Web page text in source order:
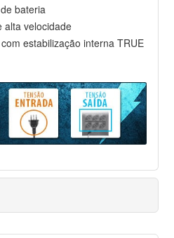
bateria
alta velocidade
estabilização interna TRUE